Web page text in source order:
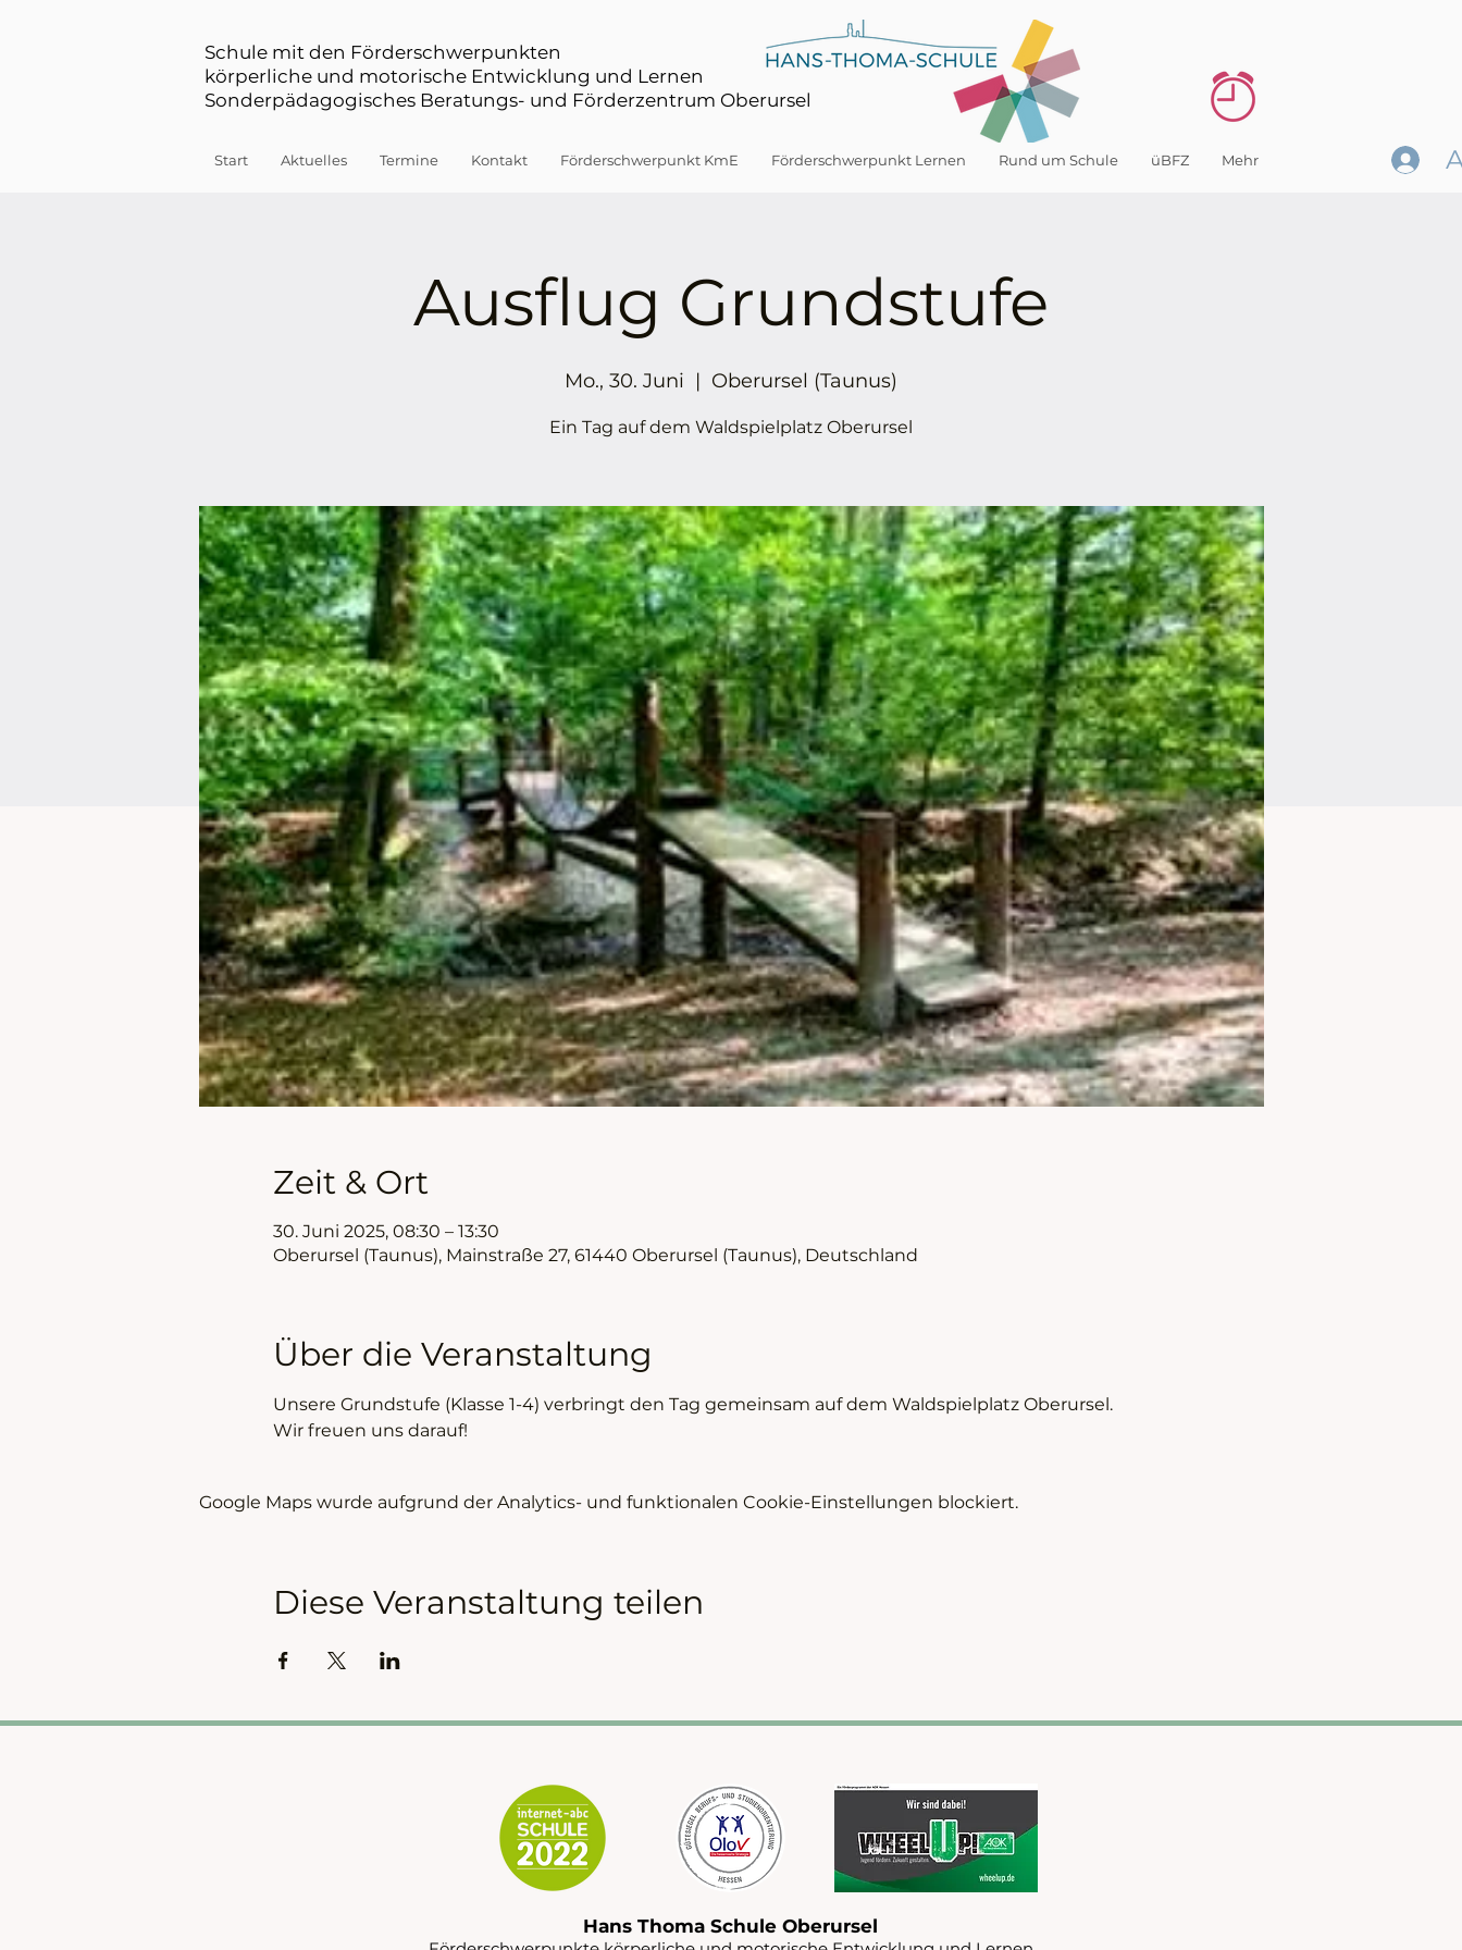
Schule mit den Förderschwerpunkten
körperliche und motorische Entwicklung und Lernen
Sonderpädagogisches Beratungs- und Förderzentrum Oberursel
Start Aktuelles Termine Kontakt Förderschwerpunkt KmE Förderschwerpunkt Lernen Rund um Schule üBFZ Mehr
Ausflug Grundstufe
Mo., 30. Juni
  |
Oberursel (Taunus)
Ein Tag auf dem Waldspielplatz Oberursel
Zeit & Ort
30. Juni 2025, 08:30 – 13:30
Oberursel (Taunus), Mainstraße 27, 61440 Oberursel (Taunus), Deutschland
Über die Veranstaltung
Unsere Grundstufe (Klasse 1-4) verbringt den Tag gemeinsam auf dem Waldspielplatz Oberursel.
Wir freuen uns darauf!
Google Maps wurde aufgrund der Analytics- und funktionalen Cookie-Einstellungen blockiert.
Diese Veranstaltung teilen
Hans Thoma Schule Oberursel